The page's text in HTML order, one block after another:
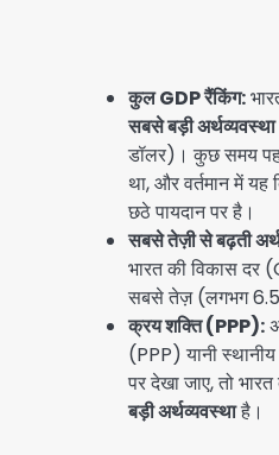
कुल GDP रैंकिंग:
सबसे बड़ी अर्थव्यवस्था
डॉलर)। कुछ समय
था, और वर्तमान में
छठे पायदान पर है।
सबसे तेज़ी से बढ़ती
भारत की विकास
सबसे तेज़ (लगभग
क्रय शक्ति (PPP):
(PPP) यानी
पर देखा जाए, तो
बड़ी अर्थव्यवस्थाहै।